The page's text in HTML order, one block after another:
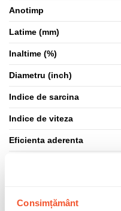
Consimțământ
Anotimp
Latime (mm)
Inaltime (%)
Diametru (inch)
Indice de sarcina
Indice de viteza
Eficienta aderenta
Clasa zgomot